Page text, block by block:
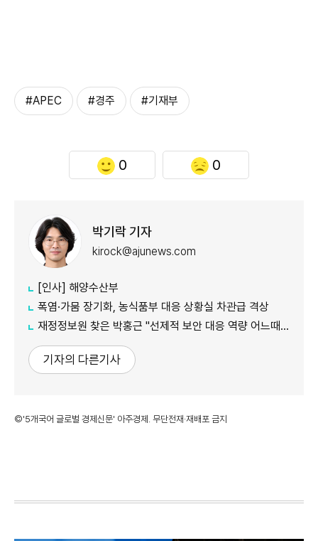
#APEC #경주 #기재부
0 0
박기락 기자
kirock@ajunews.com
[인사] 해양수산부
폭염·가뭄 장기화, 농식품부 대응 상황실 차관급 격상
재정정보원 찾은 박홍근 "선제적 보안 대응 역량 어느때보다 중요"
기자의 다른기사
©'5개국어 글로벌 경제신문' 아주경제. 무단전재·재배포 금지